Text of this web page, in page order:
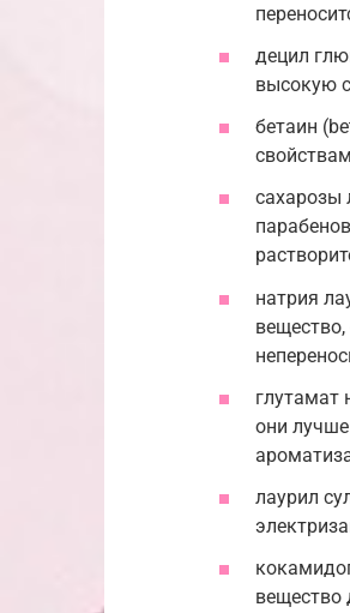
децил
высокую
бетаин
сахарозы
натрия
глутамат
они
лаурил
вещество